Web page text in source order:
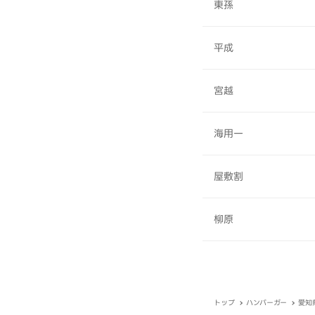
東孫
平成
宮越
海用一
屋敷割
柳原
トップ ハンバーガー 愛知